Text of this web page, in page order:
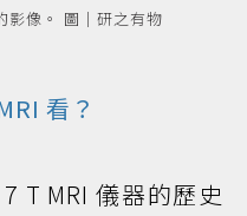
影像。 圖｜研之有物
看？
T MRI 儀器的歷史